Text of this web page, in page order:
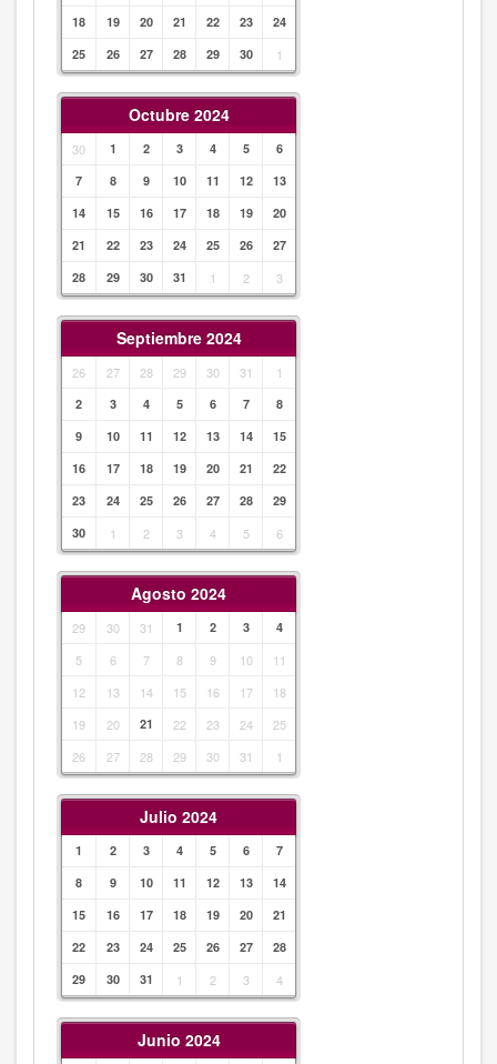
18
19 20 21 22 23
24
25
26 27 28 29 30 1
Octubre 2024
30 1 2 3 4 5
6
7
8 9 10 11 12
13
14
15 16 17 18 19
20
21
22 23 24 25 26
27
28
29 30 31 1 2 3
Septiembre 2024
26 27 28 29 30 31 1
2 3 4 5 6 7
8
9
10 11 12 13 14
15
16
17 18 19 20 21
22
23
24 25 26 27 28
29
30
1 2 3 4 5 6
Agosto 2024
29 30 31 1 2 3 4
5 6 7 8 9 10
11
12
13 14 15 16 17
18
19
20 21 22 23 24
25
26
27 28 29 30 31 1
Julio 2024
1 2 3 4 5 6
7
8
9 10 11 12 13
14
15
16 17 18 19 20
21
22
23 24 25 26 27
28
29
30 31 1 2 3 4
Junio 2024